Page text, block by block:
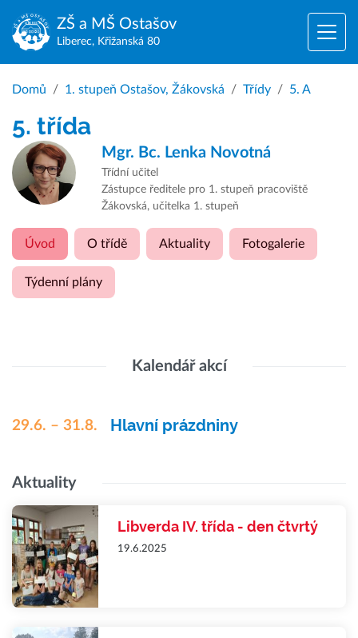
ZŠ a MŠ Ostašov
Liberec, Křižanská 80
Domů 1. stupeň Ostašov, Žákovská Třídy 5. A
5. třída
Mgr. Bc. Lenka Novotná
Třídní učitel
Zástupce ředitele pro 1. stupeň pracoviště
Žákovská, učitelka 1. stupeň
Úvod O třídě Aktuality Fotogalerie
Týdenní plány
Kalendář akcí
29.6. – 31.8. Hlavní prázdniny
Aktuality
Libverda IV. třída - den čtvrtý
19.6.2025